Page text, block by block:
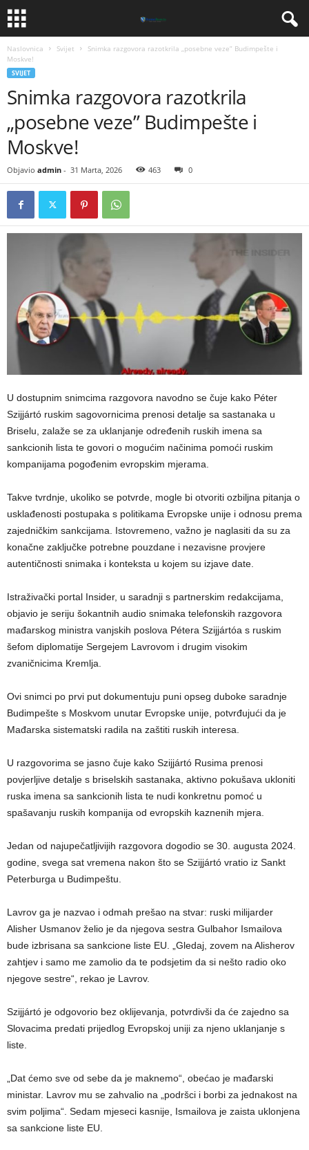
Naslovnica Svijet
Snimka razgovora razotkrila „posebne veze” Budimpešte i
Moskve!
SVIJET
Snimka razgovora razotkrila
„posebne veze” Budimpešte i
Moskve!
Objavio admin - 31 Marta, 2026 463 0
U dostupnim snimcima razgovora navodno se čuje kako Péter
Szijjártó ruskim sagovornicima prenosi detalje sa sastanaka u
Briselu, zalaže se za uklanjanje određenih ruskih imena sa
sankcionih lista te govori o mogućim načinima pomoći ruskim
kompanijama pogođenim evropskim mjerama.
Takve tvrdnje, ukoliko se potvrde, mogle bi otvoriti ozbiljna pitanja o
usklađenosti postupaka s politikama Evropske unije i odnosu prema
zajedničkim sankcijama. Istovremeno, važno je naglasiti da su za
konačne zaključke potrebne pouzdane i nezavisne provjere
autentičnosti snimaka i konteksta u kojem su izjave date.
Istraživački portal Insider, u saradnji s partnerskim redakcijama,
objavio je seriju šokantnih audio snimaka telefonskih razgovora
mađarskog ministra vanjskih poslova Pétera Szijjártóa s ruskim
šefom diplomatije Sergejem Lavrovom i drugim visokim
zvaničnicima Kremlja.
Ovi snimci po prvi put dokumentuju puni opseg duboke saradnje
Budimpešte s Moskvom unutar Evropske unije, potvrđujući da je
Mađarska sistematski radila na zaštiti ruskih interesa.
U razgovorima se jasno čuje kako Szijjártó Rusima prenosi
povjerljive detalje s briselskih sastanaka, aktivno pokušava ukloniti
ruska imena sa sankcionih lista te nudi konkretnu pomoć u
spašavanju ruskih kompanija od evropskih kaznenih mjera.
Jedan od najupečatljivijih razgovora dogodio se 30. augusta 2024.
godine, svega sat vremena nakon što se Szijjártó vratio iz Sankt
Peterburga u Budimpeštu.
Lavrov ga je nazvao i odmah prešao na stvar: ruski milijarder
Alisher Usmanov želio je da njegova sestra Gulbahor Ismailova
bude izbrisana sa sankcione liste EU. „Gledaj, zovem na Alisherov
zahtjev i samo me zamolio da te podsjetim da si nešto radio oko
njegove sestre“, rekao je Lavrov.
Szijjártó je odgovorio bez oklijevanja, potvrdivši da će zajedno sa
Slovacima predati prijedlog Evropskoj uniji za njeno uklanjanje s
liste.
„Dat ćemo sve od sebe da je maknemo“, obećao je mađarski
ministar. Lavrov mu se zahvalio na „podršci i borbi za jednakost na
svim poljima“. Sedam mjeseci kasnije, Ismailova je zaista uklonjena
sa sankcione liste EU.